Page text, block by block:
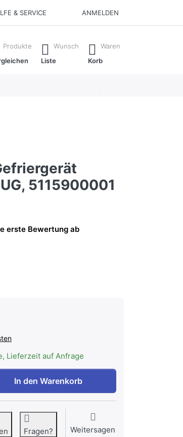
& SERVICE ANMELDEN
Drücken Sie die Eingabetaste, um alle
Produkte
Wunsch
Liste
Waren
Korb
5115900001
erste Bewertung ab
Lieferzeit auf Anfrage
Gefriergerät Cooler V600 8UG, 5115900001
In den Warenkorb
Fragen? Weitersagen